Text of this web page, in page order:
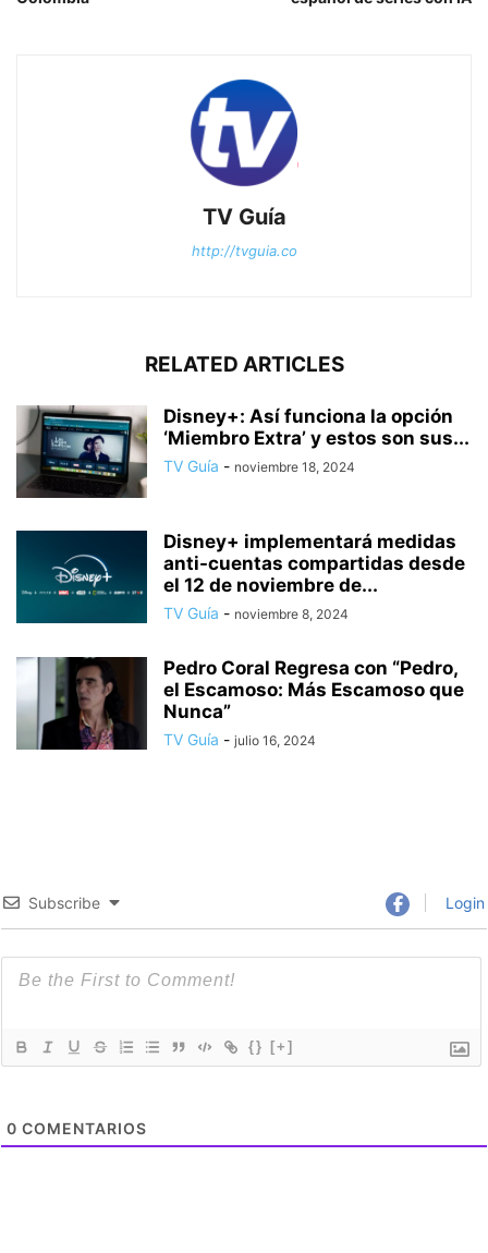
TV Guía
http://tvguia.co
RELATED ARTICLES
Disney+: Así funciona la opción
‘Miembro Extra’ y estos son sus...
TV Guía - noviembre 18, 2024
Disney+ implementará medidas
anti-cuentas compartidas desde
el 12 de noviembre de...
TV Guía - noviembre 8, 2024
Pedro Coral Regresa con “Pedro,
el Escamoso: Más Escamoso que
Nunca”
TV Guía - julio 16, 2024
Subscribe Login
{} [+]
0 COMENTARIOS